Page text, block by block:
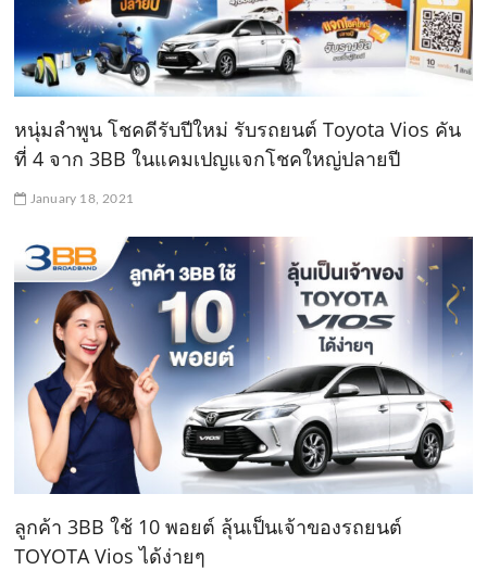
หนุ่มลำพูน โชคดีรับปีใหม่ รับรถยนต์ Toyota Vios คัน
ที่ 4 จาก 3BB ในแคมเปญแจกโชคใหญ่ปลายปี
January 18, 2021
ลูกค้า 3BB ใช้ 10 พอยต์ ลุ้นเป็นเจ้าของรถยนต์
TOYOTA Vios ได้ง่ายๆ